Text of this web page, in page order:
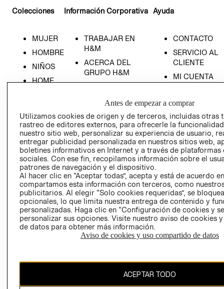
Colecciones
MUJER
HOMBRE
NIÑOS
HOME
Información Corporativa
TRABAJAR EN
H&M
ACERCA DEL
GRUPO H&M
RELACIÓN CON
INVERSIONISTAS
POLÍTICA
EMPRESARIAL
Ayuda
CONTACTO
SERVICIO AL
CLIENTE
MI CUENTA
TIENDAS
- RETIRO EN
TIENDA
TÉRMINOS Y
CONDICIONES
AVISO DE
PRIVACIDAD
GIFT CARD
AVISO DE
COOKIES
Antes de empezar a comprar
Utilizamos cookies de origen y de terceros, incluidas otras
rastreo de editores externos, para ofrecerle la
nuestro sitio web, personalizar su experiencia de usuario,
entregar publicidad personalizada en nuestros sitios web,
boletines informativos en Internet y a través de plataformas
sociales. Con ese fin, recopilamos información sobre el
patrones de navegación y el dispositivo.
Al hacer clic en “Aceptar todas”, acepta y está de acuerdo
compartamos esta información con terceros, como
publicitarios. Al elegir “Solo cookies requeridas”, se
opcionales, lo que limita nuestra entrega de contenido y
personalizadas. Haga clic en “Configuración de cookies y
personalizar sus opciones. Visite nuestro aviso de cookies
de datos para obtener más información.
Aviso de cookies y uso compartido de datos
ACEPTAR TODO